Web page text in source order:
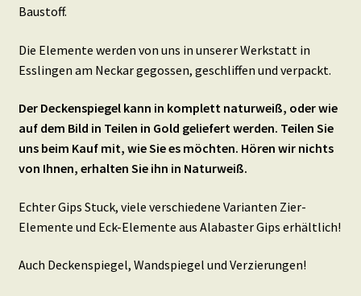
Baustoff.
Die Elemente werden von uns in unserer Werkstatt in
Esslingen am Neckar gegossen, geschliffen und verpackt.
Der Deckenspiegel kann in komplett naturweiß, oder wie
auf dem Bild in Teilen in Gold geliefert werden. Teilen Sie
uns beim Kauf mit, wie Sie es möchten. Hören wir nichts
von Ihnen, erhalten Sie ihn in Naturweiß.
Echter Gips Stuck, viele verschiedene Varianten Zier-
Elemente und Eck-Elemente aus Alabaster Gips erhältlich!
Auch Deckenspiegel, Wandspiegel und Verzierungen!